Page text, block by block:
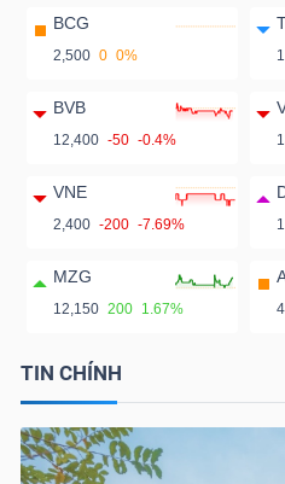
BCG
2,500 0 0%
BVB
12,400 -50 -0.4%
VNE
2,400 -200 -7.69%
MZG
12,150 200 1.67%
TIN CHÍNH